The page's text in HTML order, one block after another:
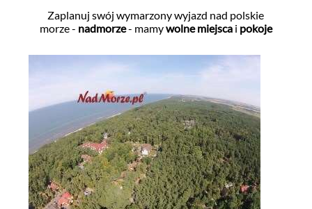
Zaplanuj swój wymarzony wyjazd nad polskie
morze - nadmorze- mamywolne miejscai pokoje